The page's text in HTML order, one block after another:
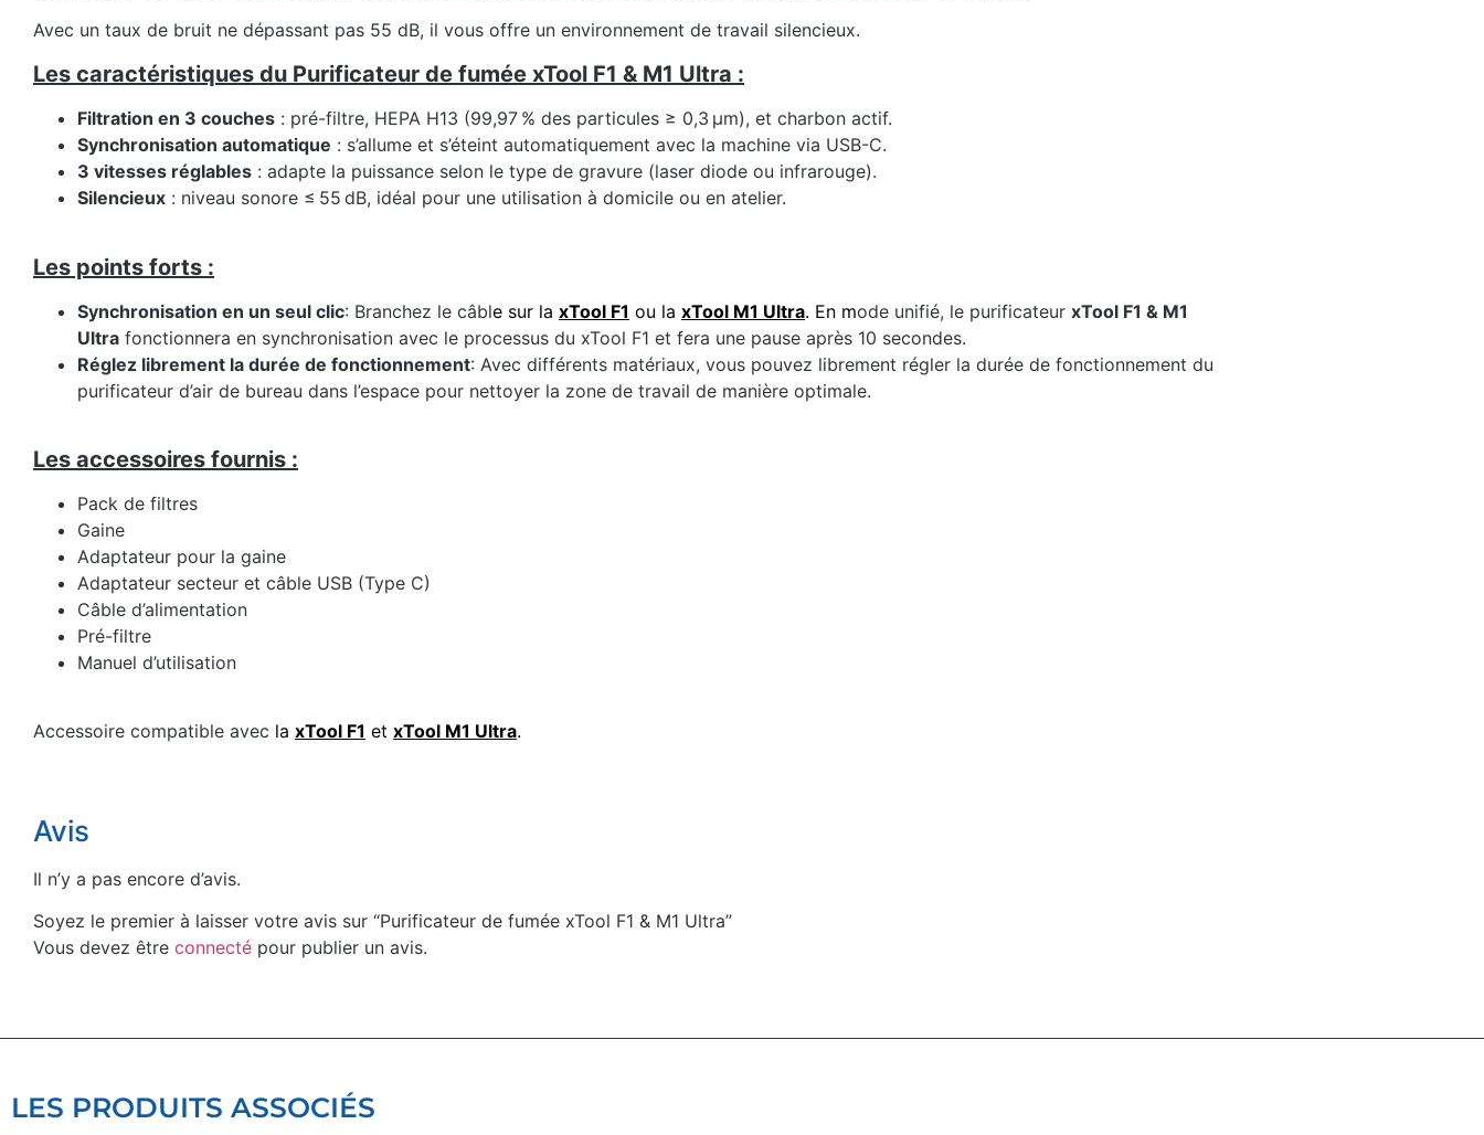
Avec un taux de bruit ne dépassant pas 55 dB, il vous offre un environnement de travail silencieux.
Les caractéristiques du Purificateur de fumée xTool F1 & M1 Ultra :
Filtration en 3 couches : pré-filtre, HEPA H13 (99,97 % des particules ≥ 0,3 μm), et charbon actif.
Synchronisation automatique : s’allume et s’éteint automatiquement avec la machine via USB-C.
3 vitesses réglables : adapte la puissance selon le type de gravure (laser diode ou infrarouge).
Silencieux : niveau sonore ≤ 55 dB, idéal pour une utilisation à domicile ou en atelier.
Les points forts :
Synchronisation en un seul clic: Branchez le câble sur la xTool F1 ou la xTool M1 Ultra. En mode unifié, le purificateur xTool F1 & M1
Ultra fonctionnera en synchronisation avec le processus du xTool F1 et fera une pause après 10 secondes.
Réglez librement la durée de fonctionnement: Avec différents matériaux, vous pouvez librement régler la durée de fonctionnement du
purificateur d’air de bureau dans l’espace pour nettoyer la zone de travail de manière optimale.
Les accessoires fournis :
Pack de filtres
Gaine
Adaptateur pour la gaine
Adaptateur secteur et câble USB (Type C)
Câble d’alimentation
Pré-filtre
Manuel d’utilisation
Accessoire compatible avec la xTool F1 et xTool M1 Ultra.
Avis
Il n’y a pas encore d’avis.
Soyez le premier à laisser votre avis sur “Purificateur de fumée xTool F1 & M1 Ultra”
Vous devez être connecté pour publier un avis.
LES PRODUITS ASSOCIÉS